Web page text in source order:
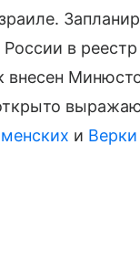
в реестр
и